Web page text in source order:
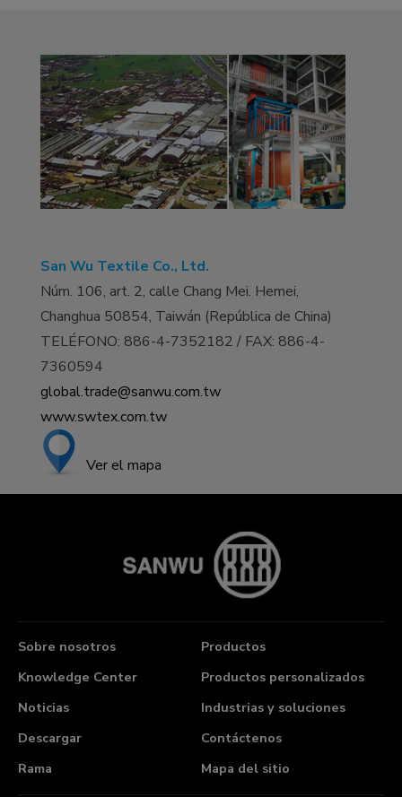
San Wu Textile Co., Ltd.
Núm. 106, art. 2, calle Chang Mei. Hemei,
Changhua 50854, Taiwán (República de China)
TELÉFONO: 886-4-7352182 / FAX: 886-4-
7360594
global.trade@sanwu.com.tw
www.swtex.com.tw
Ver el mapa
Sobre nosotros
Productos
Knowledge Center
Productos personalizados
Noticias
Industrias y soluciones
Descargar
Contáctenos
Rama
Mapa del sitio